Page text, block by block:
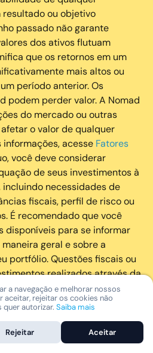
ou objetivo
passado não garante
dos ativos flutuam
que os retornos em um
mais altos ou
período anterior. Os
podem perder valor. A Nomad
do mercado ou outras
o valor de qualquer
informações, acesse Fatores
você deve considerar
de seus investimentos à
necessidades de
fiscais, perfil de risco ou
É recomendado que você
disponíveis para se informar
geral e sobre a
portfólio. Questões fiscais ou
realizados através da
pelos próprios clientes. A
fornecem nenhum tipo de
Ltda. (“Nomad Wealth”),
a navegação e melhorar nossos
rejeitar os cookies não
quer autorizar. Saiba mais
Rejeitar Aceitar